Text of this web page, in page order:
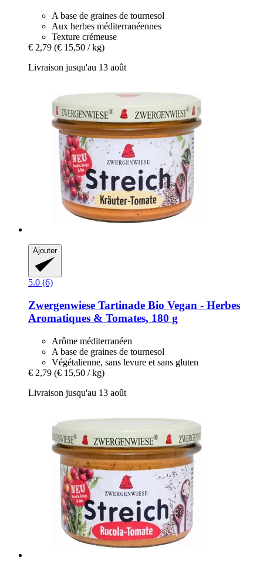
A base de graines de tournesol
Aux herbes méditerranéennes
Texture crémeuse
€ 2,79 (€ 15,50 / kg)
Livraison jusqu'au 13 août
Ajouter
5.0 (6)
Zwergenwiese Tartinade Bio Vegan -​ Herbes
Aromatiques & Tomates, 180 g
Arôme méditerranéen
A base de graines de tournesol
Végétalienne, sans levure et sans gluten
€ 2,79 (€ 15,50 / kg)
Livraison jusqu'au 13 août